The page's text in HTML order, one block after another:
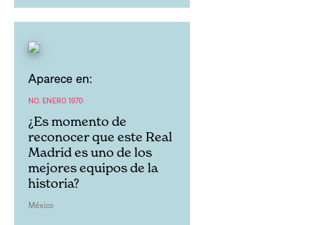
Aparece en:
NO. ENERO 1970
¿Es momento de
reconocer que este Real
Madrid es uno de los
mejores equipos de la
historia?
México